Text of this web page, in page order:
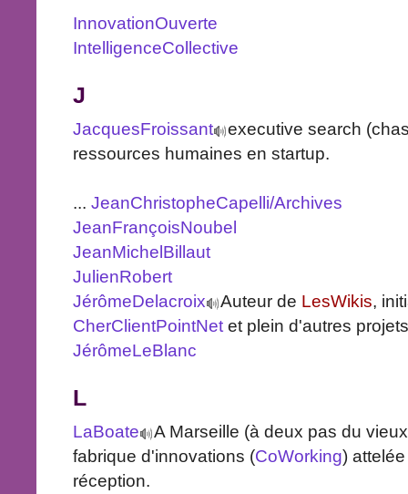
InnovationOuverte
IntelligenceCollective
J
JacquesFroissant
executive search
ressources humaines en startup.
... JeanChristopheCapelli/Archives
JeanFrançoisNoubel
JeanMichelBillaut
JulienRobert
JérômeDelacroix
Auteur de LesWikis,
CherClientPointNet et plein d'autres
JérômeLeBlanc
L
LaBoate
A Marseille (à deux pas du
fabrique d'innovations (CoWorking)
réception.